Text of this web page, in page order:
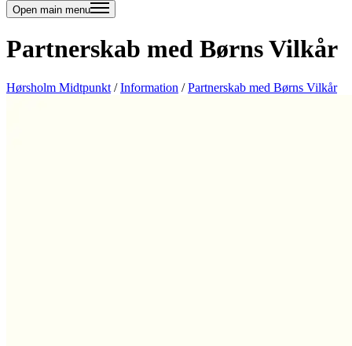
Open main menu
Partnerskab med Børns Vilkår
Hørsholm Midtpunkt /Information /Partnerskab med Børns Vilkår